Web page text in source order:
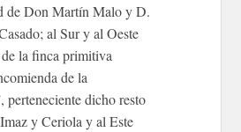
de Don Martín Malo y D.
al Sur y al Oeste
la finca primitiva
de la
perteneciente dicho resto
y Ceriola y al Este